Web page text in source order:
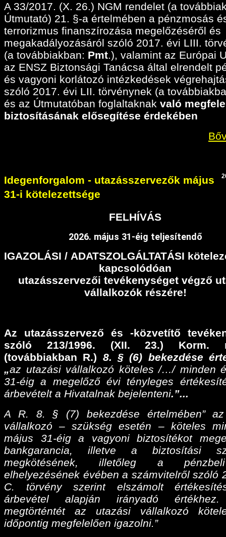
A 33/2017. (X. 26.) NGM rendelet (a
Útmutató) 21. §-a értelmében a pénzmosás
terrorizmus finanszírozása megelőzéséről és
megakadályozásáról szóló 2017. évi LIII.
(a továbbiakban: Pmt.), valamint az Európai
az ENSZ Biztonsági Tanácsa által elrendelt
és vagyoni korlátozó intézkedések
szóló 2017. évi LII. törvénynek (a
és az Útmutatóban foglaltaknak való
biztosításának elősegítése érdekében
Idegenforgalom - utazásszervezők május
31-i kötelezettsége
FELHÍVÁS
2026. május 31-éig teljesítendő
IGAZOLÁSI / ADATSZOLGÁLTATÁSI
kapcsolódóan
utazásszervezői tevékenységet végző
vállalkozók részére!
Az utazásszervező és -közvetítő
szóló 213/1996. (XII. 23.) Korm.
(továbbiakban R.) 8. § (6) bekezdése
„az utazási vállalkozó köteles /…/ minden
31-éig a megelőző évi tényleges
árbevételt a Hivatalnak bejelenteni.”...
A R. 8. § (7) bekezdése értelmében”
vállalkozó – szükség esetén – köteles
május 31-éig a vagyoni biztosítékot
bankgarancia, illetve a biztosítási
megkötésének, illetőleg a
elhelyezésének évében a számvitelről szóló
C. törvény szerint elszámolt
árbevétel alapján irányadó
megtörténtét az utazási vállalkozó
időpontig megfelelően igazolni.”